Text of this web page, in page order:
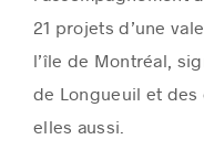
21 projets d’une
l’île de Montréal,
de Longueuil et
elles aussi.